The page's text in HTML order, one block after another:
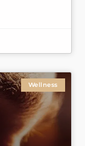
Wellness